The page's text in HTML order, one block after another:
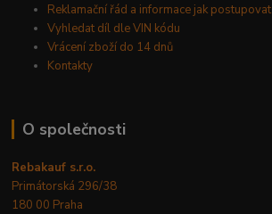
Reklamační řád a informace jak postupovat
Vyhledat díl dle VIN kódu
Vrácení zboží do 14 dnů
Kontakty
O společnosti
Rebakauf s.r.o.
Primátorská 296/38
180 00 Praha